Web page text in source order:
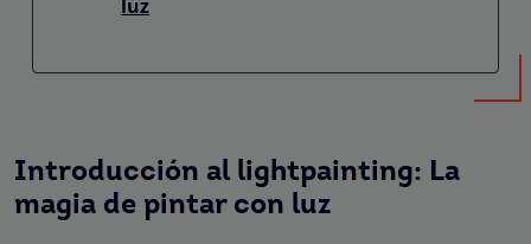
luz
Introducción al lightpainting: La
magia de pintar con luz